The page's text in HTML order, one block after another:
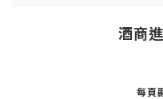
酒商
每頁